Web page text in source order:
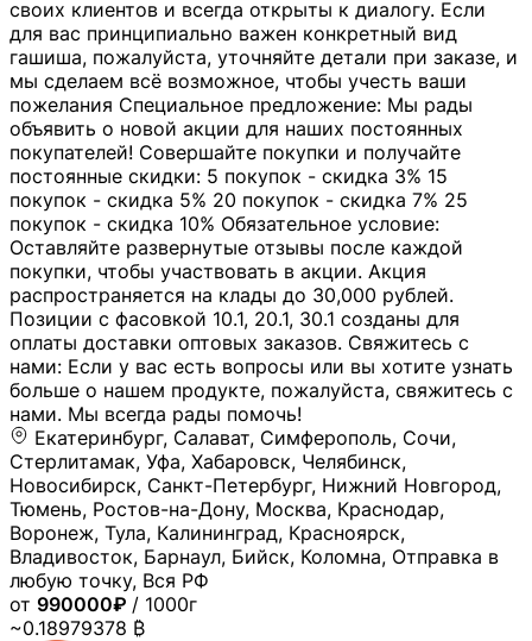
своих клиентов и всегда открыты к диалогу. Если
для вас принципиально важен конкретный вид
гашиша, пожалуйста, уточняйте детали при заказе, и
мы сделаем всё возможное, чтобы учесть ваши
пожелания Специальное предложение: Мы рады
объявить о новой акции для наших постоянных
покупателей! Совершайте покупки и получайте
постоянные скидки: 5 покупок - скидка 3% 15
покупок - скидка 5% 20 покупок - скидка 7% 25
покупок - скидка 10% Обязательное условие:
Оставляйте развернутые отзывы после каждой
покупки, чтобы участвовать в акции. Акция
распространяется на клады до 30,000 рублей.
Позиции с фасовкой 10.1, 20.1, 30.1 созданы для
оплаты доставки оптовых заказов. Свяжитесь с
нами: Если у вас есть вопросы или вы хотите узнать
больше о нашем продукте, пожалуйста, свяжитесь с
нами. Мы всегда рады помочь!
Екатеринбург, Салават, Симферополь, Сочи,
Стерлитамак, Уфа, Хабаровск, Челябинск,
Новосибирск, Санкт-Петербург, Нижний Новгород,
Тюмень, Ростов-на-Дону, Москва, Краснодар,
Воронеж, Тула, Калининград, Красноярск,
Владивосток, Барнаул, Бийск, Коломна, Отправка в
любую точку, Вся РФ
от 990000₽ / 1000г
~0.18979378 ₿